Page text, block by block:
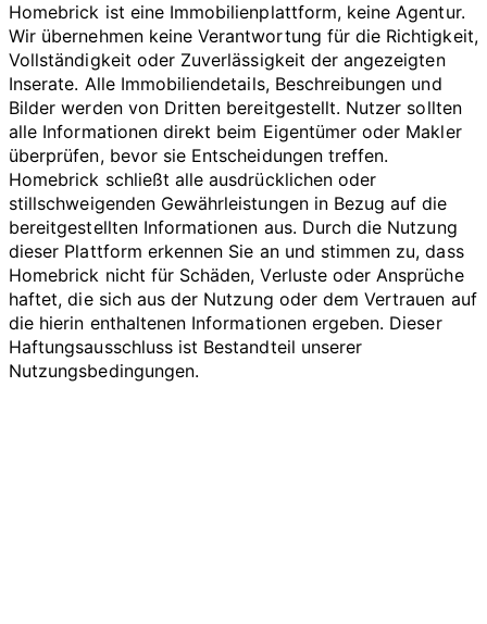
Homebrick ist eine Immobilienplattform, keine Agentur.
Wir übernehmen keine Verantwortung für die Richtigkeit,
Vollständigkeit oder Zuverlässigkeit der angezeigten
Inserate. Alle Immobiliendetails, Beschreibungen und
Bilder werden von Dritten bereitgestellt. Nutzer sollten
alle Informationen direkt beim Eigentümer oder Makler
überprüfen, bevor sie Entscheidungen treffen.
Homebrick schließt alle ausdrücklichen oder
stillschweigenden Gewährleistungen in Bezug auf die
bereitgestellten Informationen aus. Durch die Nutzung
dieser Plattform erkennen Sie an und stimmen zu, dass
Homebrick nicht für Schäden, Verluste oder Ansprüche
haftet, die sich aus der Nutzung oder dem Vertrauen auf
die hierin enthaltenen Informationen ergeben. Dieser
Haftungsausschluss ist Bestandteil unserer
Nutzungsbedingungen.